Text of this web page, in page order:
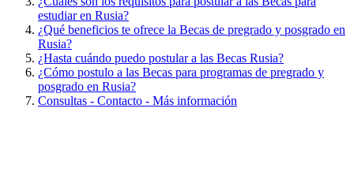
estudiar en Rusia?
¿Qué beneficios te ofrece la Becas de pregrado y posgrado en
Rusia?
¿Hasta cuándo puedo postular a las Becas Rusia?
¿Cómo postulo a las Becas para programas de pregrado y
posgrado en Rusia?
Consultas - Contacto - Más información